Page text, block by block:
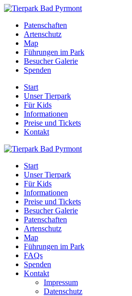
Patenschaften
Artenschutz
Map
Führungen im Park
Besucher Galerie
Spenden
Start
Unser Tierpark
Für Kids
Informationen
Preise und Tickets
Kontakt
Start
Unser Tierpark
Für Kids
Informationen
Preise und Tickets
Besucher Galerie
Patenschaften
Artenschutz
Map
Führungen im Park
FAQs
Spenden
Kontakt
Impressum
Datenschutz